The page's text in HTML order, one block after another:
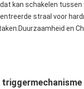
kan schakelen
straal voor
Duurzaamheid en